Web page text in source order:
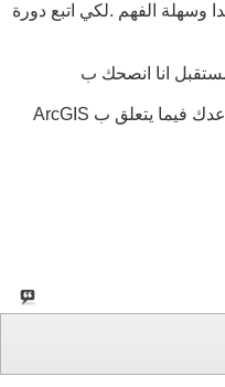
وسهلة الفهم .لكي اتبع دورة
انا انصحك ب
لان تطويرك باستخدام C# سوف يساعدك فيما يتعلق ب ArcGIS